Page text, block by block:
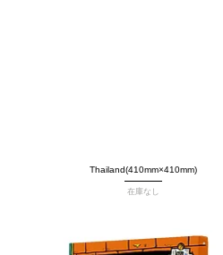
クイックビュー
Thailand(410mm×410mm)
在庫なし